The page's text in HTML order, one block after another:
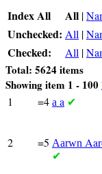
Index All All |
Unchecked: All |
Checked: All |
Total: 5624 items
Showing item 1 - 100
1 =4 a a ✔
2 =5 Aarwn
✔